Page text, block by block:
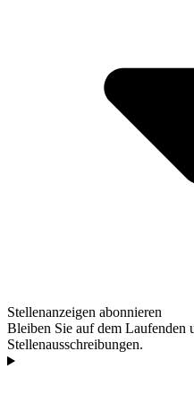
Stellenanzeigen abonnieren
Bleiben Sie auf dem Laufenden
Stellenausschreibungen.